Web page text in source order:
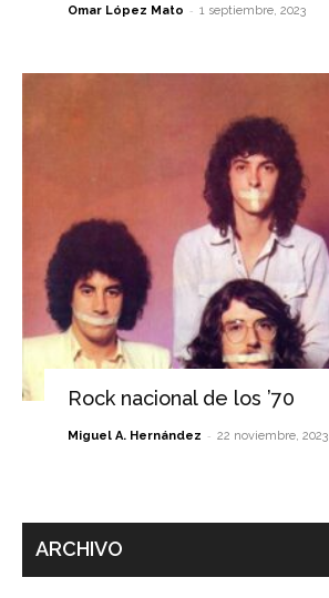
Omar López Mato - 1 septiembre, 2023
Rock nacional de los ’70
Miguel A. Hernández - 22 noviembre, 2023
ARCHIVO